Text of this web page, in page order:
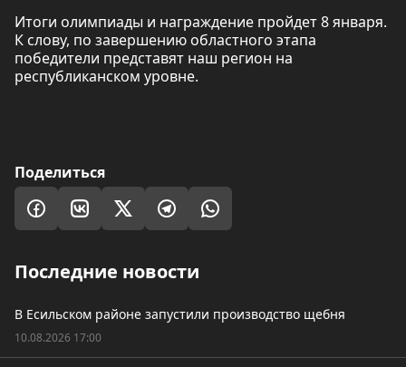
Итоги олимпиады и награждение пройдет 8 января.
К слову, по завершению областного этапа
победители представят наш регион на
республиканском уровне.
Поделиться
Последние новости
В Есильском районе запустили производство щебня
10.08.2026 17:00